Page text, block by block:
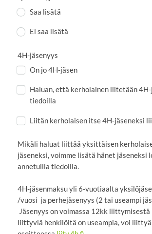
Saa lisätä
Ei saa lisätä
4H-jäsenyys
On jo 4H-jäsen
Haluan, että kerholainen liitetään
tiedoilla
Liitän kerholaisen itse 4H-jäseneksi
Mikäli haluat liittää yksittäisen
jäseneksi, voimme lisätä hänet jäseneksi
annetuilla tiedoilla.
4H-jäsenmaksu yli 6-vuotiaalta
/vuosi ja perhejäsenyys (2 tai useampi
Jäsenyys on voimassa 12kk liittymisestä
liittyviä henkilöitä on useampia, voi